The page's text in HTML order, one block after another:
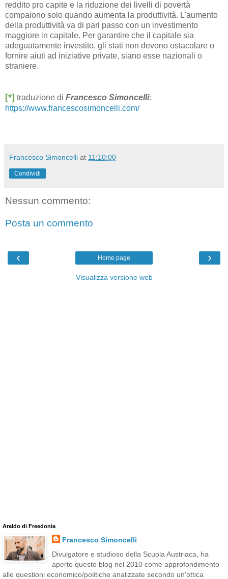
reddito pro capite e la riduzione dei livelli di povertà
compaiono solo quando aumenta la produttività. L'aumento
della produttività va di pari passo con un investimento
maggiore in capitale. Per garantire che il capitale sia
adeguatamente investito, gli stati non devono ostacolare o
fornire aiuti ad iniziative private, siano esse nazionali o
straniere.
[*] traduzione di Francesco Simoncelli:
https://www.francescosimoncelli.com/
Francesco Simoncelli at 11:10:00
Condividi
Nessun commento:
Posta un commento
‹ ›
Home page
Visualizza versione web
Araldo di Freedonia
Francesco Simoncelli
Divulgatore e studioso della Scuola Austriaca, ha
aperto questo blog nel 2010 come approfondimento
alle questioni economico/politiche analizzate secondo un'ottica